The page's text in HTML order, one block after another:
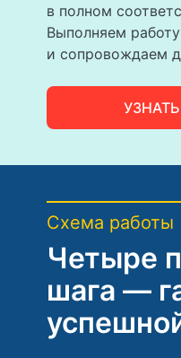
в полном
Выполняем
и сопровождаем
Схема работы
Четыре
шага —